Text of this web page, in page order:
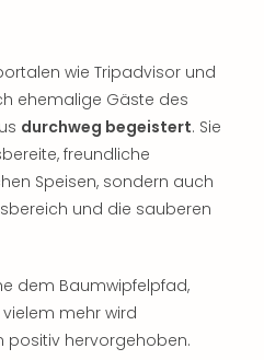
wie Tripadvisor und
ehemalige Gäste des
durchweg begeistert. Sie
freundliche
Speisen, sondern auch
und die sauberen
dem Baumwipfelpfad,
mehr wird
positiv hervorgehoben.